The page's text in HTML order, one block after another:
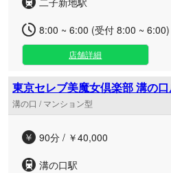
8:00 ~ 6:00 (受付 8:00 ~ 6:00)
店舗詳細
東京セレブ美魔女倶楽部 溝の
溝の口 / マンション型
90分 / ￥40,000
溝の口駅